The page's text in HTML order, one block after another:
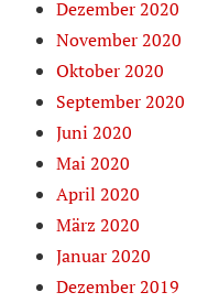
Dezember 2020
November 2020
Oktober 2020
September 2020
Juni 2020
Mai 2020
April 2020
März 2020
Januar 2020
Dezember 2019